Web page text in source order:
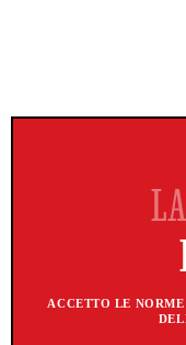
ACCETTO LE